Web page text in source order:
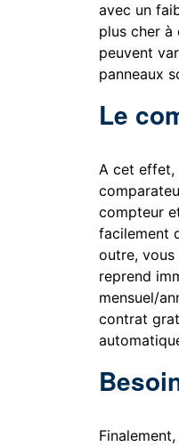
avec un
plus cher à
peuvent
panneaux
Le
A cet effet,
compteur
facilement
outre, vous
reprend
mensuel/
contrat